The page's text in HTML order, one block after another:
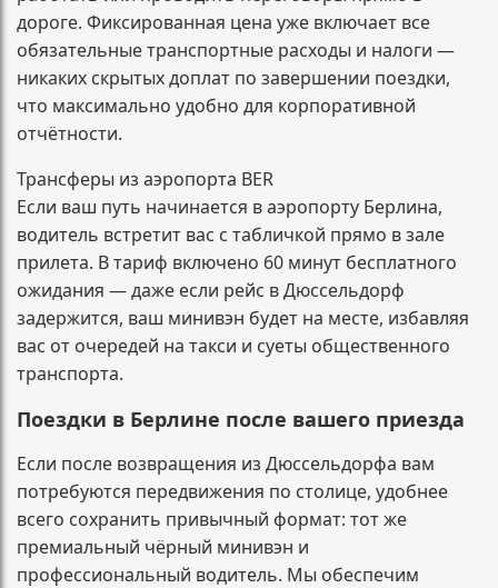
дороге. Фиксированная цена уже включает все
обязательные транспортные расходы и налоги —
никаких скрытых доплат по завершении поездки,
что максимально удобно для корпоративной
отчётности.
Трансферы из аэропорта BER
Если ваш путь начинается в аэропорту Берлина,
водитель встретит вас с табличкой прямо в зале
прилета. В тариф включено 60 минут бесплатного
ожидания — даже если рейс в Дюссельдорф
задержится, ваш минивэн будет на месте, избавляя
вас от очередей на такси и суеты общественного
транспорта.
Поездки в Берлине после вашего приезда
Если после возвращения из Дюссельдорфа вам
потребуются передвижения по столице, удобнее
всего сохранить привычный формат: тот же
премиальный чёрный минивэн и
профессиональный водитель. Мы обеспечим